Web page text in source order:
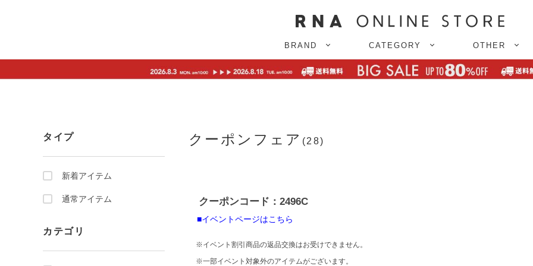
BRAND CATEGORY OTHER
タイプ
新着アイテム
通常アイテム
カテゴリ
クーポンフェア (28)
クーポンコード：2496C
■イベントページはこちら
※イベント割引商品の返品交換はお受けできません。
※一部イベント対象外のアイテムがございます。